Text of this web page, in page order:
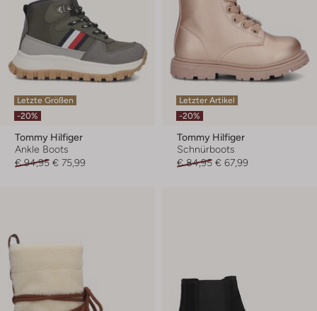
Letzte Größen
-20%
Tommy Hilfiger
Ankle Boots
€ 94,95 € 75,99
Letzter Artikel
-20%
Tommy Hilfiger
Schnürboots
€ 84,95 € 67,99